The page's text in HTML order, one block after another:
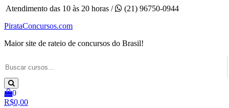
Pular
o
Atendimento das 10 às 20 horas /
(21) 96750-0944
PirataConcursos.com
Maior site de rateio de concursos do Brasil!
0
R$0,00